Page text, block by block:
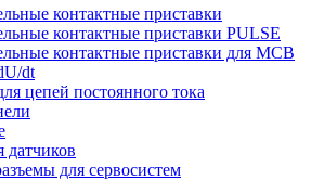
контактные приставки
контактные приставки PULSE
контактные приставки для MCB
dt
цепей постоянного тока
датчиков
для сервосистем